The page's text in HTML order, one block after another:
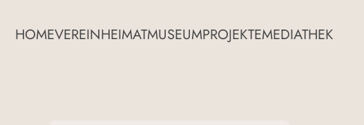
HOMEVEREINHEIMATMUSEUMPROJEKTEMEDIATHEK